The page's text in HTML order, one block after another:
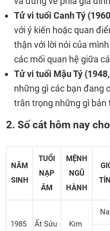
Tử vi tuổi Canh Tý
với ý kiến ​​hoặc quan
thận với lời nói của
các mối quan hệ giữa
Tử vi tuổi Mậu Tý
những gì các bạn đang
trân trọng những gì bản
2. Số cát hôm nay
NĂM
SINH
TUỔI
NẠP
ÂM
MỆNH
NGŨ
HÀNH
1985 Ất Sửu Kim